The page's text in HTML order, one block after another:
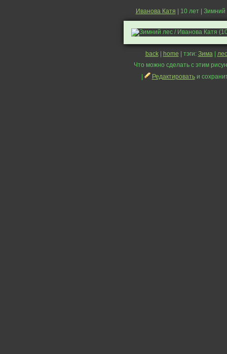
Иванова Катя | 10 лет | Зимний
back| home | тэги: Зима| лес
Что можно сделать с этим
Редактироватьи